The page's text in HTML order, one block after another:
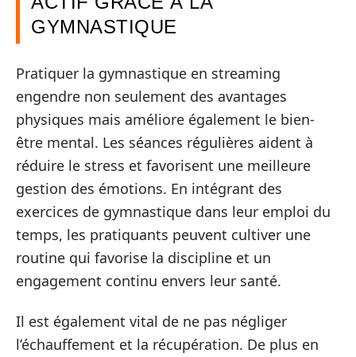
GYMNASTIQUE
Pratiquer la gymnastique en streaming
engendre non seulement des avantages
physiques mais améliore également le bien-
être mental. Les séances régulières aident à
réduire le stress et favorisent une meilleure
gestion des émotions. En intégrant des
exercices de gymnastique dans leur emploi du
temps, les pratiquants peuvent cultiver une
routine qui favorise la discipline et un
engagement continu envers leur santé.
Il est également vital de ne pas négliger
l’échauffement et la récupération. De plus en